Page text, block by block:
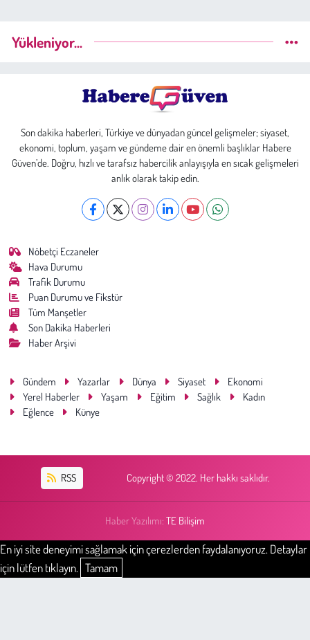
Yükleniyor...
Son dakika haberleri, Türkiye ve dünyadan güncel gelişmeler; siyaset,
ekonomi, toplum, yaşam ve gündeme dair en önemli başlıklar Habere
Güven’de. Doğru, hızlı ve tarafsız habercilik anlayışıyla en sıcak gelişmeleri
anlık olarak takip edin.
Nöbetçi Eczaneler
Hava Durumu
Trafik Durumu
Puan Durumu ve Fikstür
Tüm Manşetler
Son Dakika Haberleri
Haber Arşivi
Gündem Yazarlar Dünya Siyaset
Ekonomi
Yerel Haberler
Yaşam Eğitim Sağlık
Kadın
Eğlence
Künye
RSS Copyright © 2022. Her hakkı saklıdır.
Haber Yazılımı: TE Bilişim
En iyi site deneyimi sağlamak için çerezlerden faydalanıyoruz. Detaylar
için lütfen tıklayın. Tamam